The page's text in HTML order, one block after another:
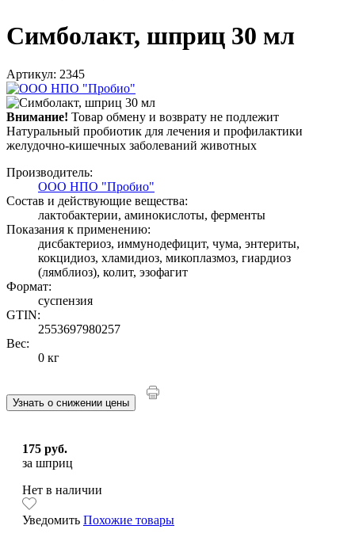
Симболакт, шприц 30 мл
Артикул: 2345
Внимание! Товар обмену и возврату не подлежит
Натуральный пробиотик для лечения и профилактики
желудочно-кишечных заболеваний животных
Производитель:
ООО НПО "Пробио"
Состав и действующие вещества:
лактобактерии, аминокислоты, ферменты
Показания к применению:
дисбактериоз, иммунодефицит, чума, энтериты,
кокцидиоз, хламидиоз, микоплазмоз, гиардиоз
(лямблиоз), колит, эзофагит
Формат:
суспензия
GTIN:
2553697980257
Вес:
0 кг
Узнать о снижении цены
175 руб.
за шприц
Нет в наличии
Уведомить Похожие товары